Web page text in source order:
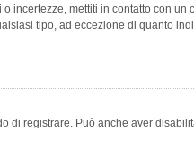
mettiti in contatto con
tipo, ad eccezione di quanto
di registrare. Può anche aver